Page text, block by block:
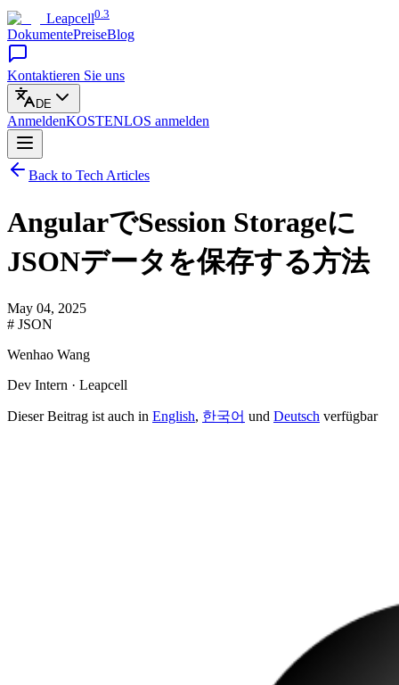
Leapcell0.3
DokumentePreiseBlog
Kontaktieren Sie uns
DE
AnmeldenKOSTENLOS anmelden
Back to Tech Articles
AngularでSession Storageに
JSONデータを保存する方法
May 04, 2025
# JSON
Wenhao Wang
Dev Intern · Leapcell
Dieser Beitrag ist auch in English, 한국어 und Deutsch verfügbar